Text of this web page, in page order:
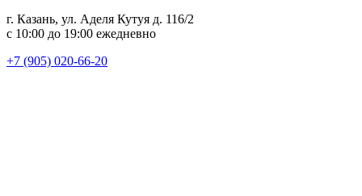
г. Казань, ул. Аделя Кутуя д. 116/2
с 10:00 до 19:00 ежедневно
+7 (905) 020-66-20